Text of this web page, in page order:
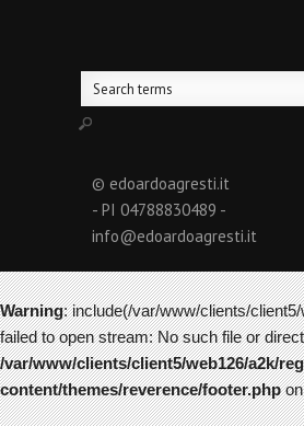
© edoardoagresti.it
- PI 04788830489 -
info@edoardoagresti.it
Warning: include(/var/www/clients/
failed to open stream: No such file or
/var/www/clients/client5/web126/a2k/
content/themes/reverence/footer.php